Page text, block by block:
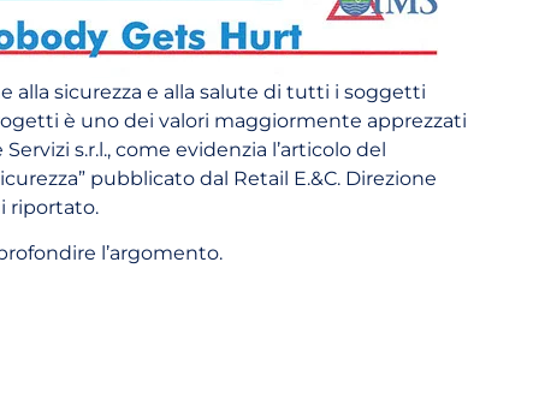
alla sicurezza e alla salute di tutti i soggetti
è uno dei valori maggiormente apprezzati
s.r.l., come evidenzia l’articolo del
pubblicato dal Retail E.&C. Direzione
riportato.
l’argomento.